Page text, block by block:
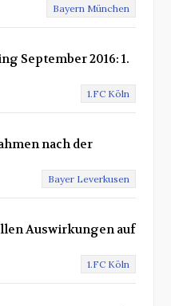
Bayern München
September 2016: 1.
1.FC Köln
nach der
Bayer Leverkusen
Auswirkungen auf
1.FC Köln